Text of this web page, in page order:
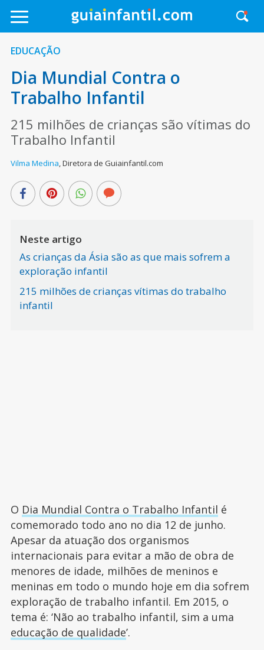
EDUCAÇÃO
Dia Mundial Contra o
Trabalho Infantil
215 milhões de crianças são vítimas do
Trabalho Infantil
Vilma Medina,Diretora de Guiainfantil.com
Neste artigo
As crianças da Ásia são as que mais sofrem a
exploração infantil
215 milhões de crianças vítimas do trabalho
infantil
O Dia Mundial Contra o Trabalho Infantil é
comemorado todo ano no dia 12 de junho.
Apesar da atuação dos organismos
internacionais para evitar a mão de obra de
menores de idade, milhões de meninos e
meninas em todo o mundo hoje em dia sofrem
exploração de trabalho infantil. Em 2015, o
tema é: ‘Não ao trabalho infantil, sim a uma
educação de qualidade’.